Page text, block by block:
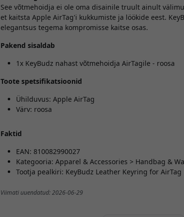
See võtmehoidja ei ole oma disainile truult ainult
et kaitsta Apple AirTag'i kukkumiste ja löökide eest.
elegantsus tegema kompromisse kaitse osas.
Pakend sisaldab
1x KeyBudz nahast võtmehoidja AirTagile - roosa
Toote spetsifikatsioonid
Ühilduvus: Apple AirTag
Värv: roosa
Faktid
EAN: 810082990027
Kategooria: Apparel & Accessories > Handbag &
Tootja pealkiri: KeyBudz Leather Keyring for AirTag
Viimati uuendatud: 2026-06-29